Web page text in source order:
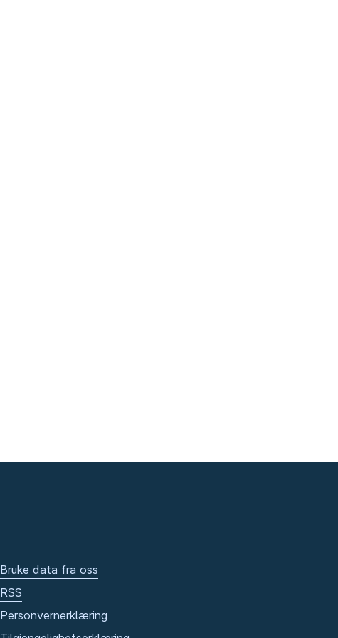
Bruke data fra oss
RSS
Personvernerklæring